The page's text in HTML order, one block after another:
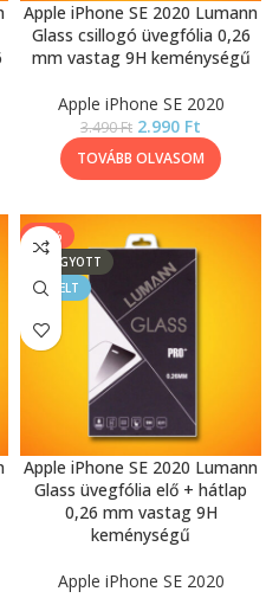
Apple iPhone SE 2020 Lumann
Glass csillogó üvegfólia 0,26
mm vastag 9H keménységű
Apple iPhone SE 2020
3.490Ft 2.990 Ft
TOVÁBB OLVASOM
-11%
ELFOGYOTT
KIEMELT
Apple iPhone SE 2020 Lumann
Glass üvegfólia elő + hátlap
0,26 mm vastag 9H
keménységű
Apple iPhone SE 2020